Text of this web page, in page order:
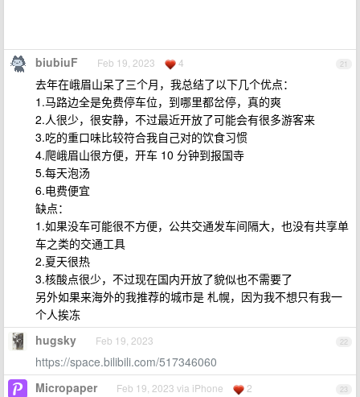
21
biubiuF Feb 19, 2023 4
去年在峨眉山呆了三个月，我总结了以下几个优点：
1.马路边全是免费停车位，到哪里都岔停，真的爽
2.人很少，很安静，不过最近开放了可能会有很多游客来
3.吃的重口味比较符合我自己对的饮食习惯
4.爬峨眉山很方便，开车 10 分钟到报国寺
5.每天泡汤
6.电费便宜
缺点：
1.如果没车可能很不方便，公共交通发车间隔大，也没有共享单
车之类的交通工具
2.夏天很热
3.核酸点很少，不过现在国内开放了貌似也不需要了
另外如果来海外的我推荐的城市是 札幌，因为我不想只有我一
个人挨冻
22
hugsky Feb 19, 2023
https://space.bilibili.com/517346060
23
Micropaper Feb 19, 2023 via iPhone 2